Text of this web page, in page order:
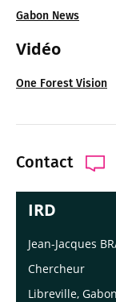
Gabon News
Vidéo
One Forest Vision
Contact
IRD
Jean-Jacques
Chercheur
Libreville, Gabon